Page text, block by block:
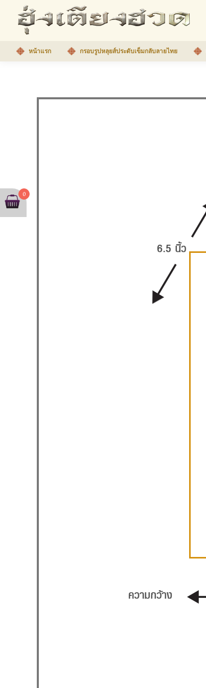
หน้าแรก กรอบรูปหลุยส์ประดับเข็มกลับลายไทย
0